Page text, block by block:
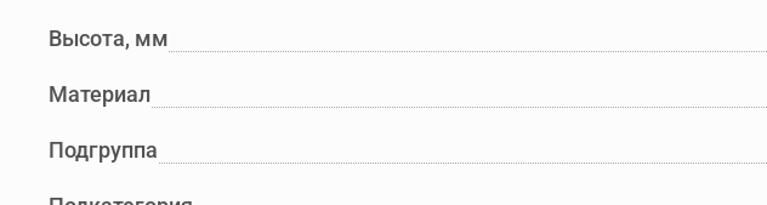
Высота, мм
Материал
Подгруппа